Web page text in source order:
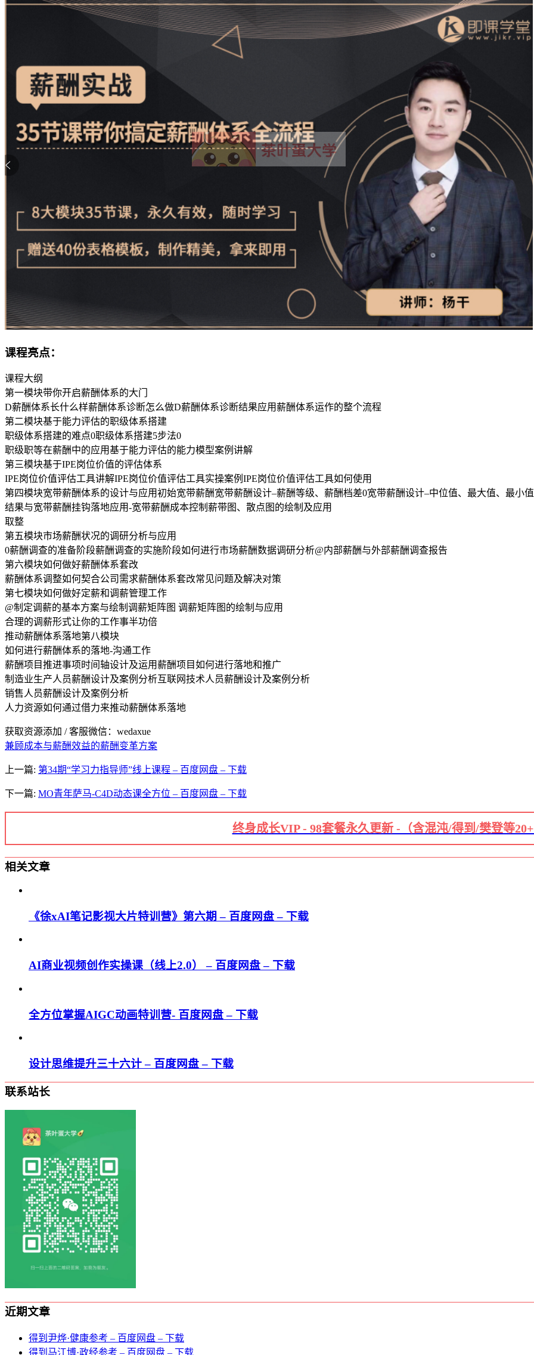
课程亮点：
课程大纲
第一模块带你开启薪酬体系的大门
D薪酬体系长什么样薪酬体系诊断怎么做D薪酬体系诊断结果应用薪酬体系运作的整个流程
第二模块基于能力评估的职级体系搭建
职级体系搭建的难点0职级体系搭建5步法0
职级职等在薪酬中的应用基于能力评估的能力模型案例讲解
第三模块基于IPE岗位价值的评估体系
IPE岗位价值评估工具讲解IPE岗位价值评估工具实操案例IPE岗位价值评估工具如何使用
第四模块宽带薪酬体系的设计与应用初始宽带薪酬宽带薪酬设计–薪酬等级、薪酬档差0宽带薪酬设计–中位值、最大值、最小
结果与宽带薪酬挂钩落地应用-宽带薪酬成本控制薪带图、散点图的绘制及应用
取整
第五模块市场薪酬状况的调研分析与应用
0薪酬调查的准备阶段薪酬调查的实施阶段如何进行市场薪酬数据调研分析@内部薪酬与外部薪酬调查报告
第六模块如何做好薪酬体系套改
薪酬体系调整如何契合公司需求薪酬体系套改常见问题及解决对策
第七模块如何做好定薪和调薪管理工作
@制定调薪的基本方案与绘制调薪矩阵图 调薪矩阵图的绘制与应用
合理的调薪形式让你的工作事半功倍
推动薪酬体系落地第八模块
如何进行薪酬体系的落地-沟通工作
薪酬项目推进事项时间轴设计及运用薪酬项目如何进行落地和推广
制造业生产人员薪酬设计及案例分析互联网技术人员薪酬设计及案例分析
销售人员薪酬设计及案例分析
人力资源如何通过借力来推动薪酬体系落地
获取资源添加 / 客服微信：wedaxue
兼顾成本与薪酬效益的薪酬变革方案
上一篇: 第34期“学习力指导师”线上课程 – 百度网盘 – 下载
下一篇: MO青年萨马-C4D动态课全方位 – 百度网盘 – 下载
终身成长VIP - 98套餐永久更新 -（含混沌/得到/樊登等
相关文章
《徐xAI笔记影视大片特训营》第六期 – 百度网盘 – 下载
AI商业视频创作实操课（线上2.0） – 百度网盘 – 下载
全方位掌握AIGC动画特训营- 百度网盘 – 下载
设计思维提升三十六计 – 百度网盘 – 下载
联系站长
近期文章
得到尹烨·健康参考 – 百度网盘 – 下载
得到马江博·政经参考 – 百度网盘 – 下载